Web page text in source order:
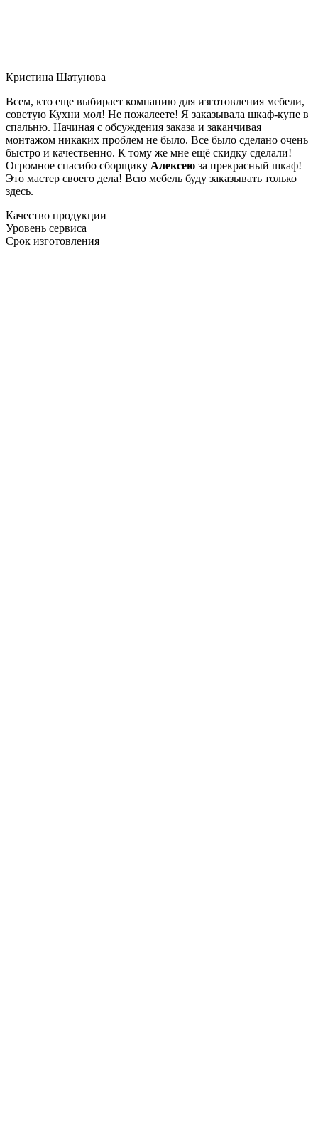
Кристина Шатунова
Всем, кто еще выбирает компанию для изготовления мебели,
советую Кухни мол! Не пожалеете! Я заказывала шкаф-купе в
спальню. Начиная с обсуждения заказа и заканчивая
монтажом никаких проблем не было. Все было сделано очень
быстро и качественно. К тому же мне ещё скидку сделали!
Огромное спасибо сборщику Алексею за прекрасный шкаф!
Это мастер своего дела! Всю мебель буду заказывать только
здесь.
Качество продукции
Уровень сервиса
Срок изготовления